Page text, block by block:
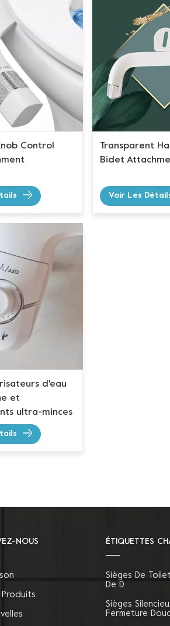
Control
Transparent
Bidet
Voir Les
d'eau
et
ultra-minces
NOUS
Produits
ÉTIQUETTES
Sièges De
De D
Sièges
Fermeture